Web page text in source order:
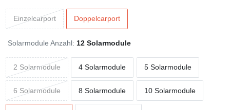
Einzelcarport Doppelcarport
Solarmodule Anzahl: 12 Solarmodule
2 Solarmodule 4 Solarmodule 5 Solarmodule
6 Solarmodule 8 Solarmodule 10 Solarmodule